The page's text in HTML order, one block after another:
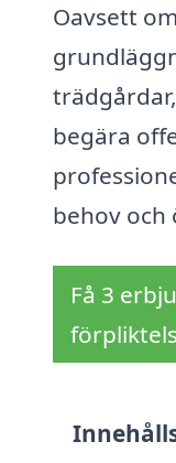
Oavsett
begära
behov och
Få 3